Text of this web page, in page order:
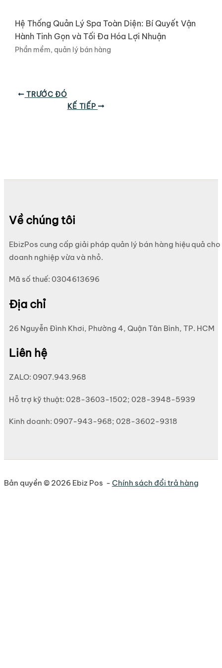
Hệ Thống Quản Lý Spa Toàn Diện: Bí Quyết Vận
Hành Tinh Gọn và Tối Đa Hóa Lợi Nhuận
Phần mềm, quản lý bán hàng
TRƯỚC ĐÓ
KẾ TIẾP
Về chúng tôi
EbizPos cung cấp giải pháp quản lý bán hàng hiệu quả cho
doanh nghiệp vừa và nhỏ.
Mã số thuế: 0304613696
Địa chỉ
26 Nguyễn Đình Khơi, Phường 4, Quận Tân Bình, TP. HCM
Liên hệ
ZALO: 0907.943.968
Hỗ trợ kỹ thuật: 028-3603-1502; 028-3948-5939
Kinh doanh: 0907-943-968; 028-3602-9318
Bản quyền © 2026 Ebiz Pos - Chính sách đổi trả hàng